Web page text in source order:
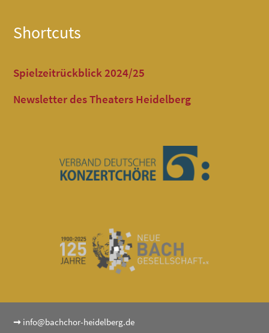
Shortcuts
Spielzeitrückblick 2024/25
Newsletter des Theaters Heidelberg
➞ info@bachchor-heidelberg.de